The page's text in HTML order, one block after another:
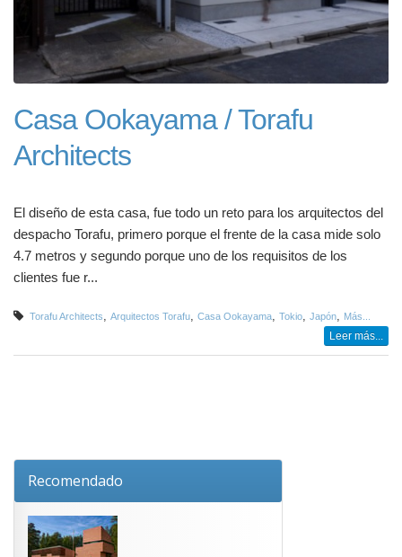
Casa Ookayama / Torafu
Architects
El diseño de esta casa, fue todo un reto para los arquitectos del
despacho Torafu, primero porque el frente de la casa mide solo
4.7 metros y segundo porque uno de los requisitos de los
clientes fue r...
Torafu Architects Arquitectos Torafu Casa Ookayama Tokio Japón Más...
Leer más...
Recomendado